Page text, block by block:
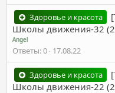
Здоровье и красота
Школы движения-32
Angel
Ответы 0 17.08.22
Здоровье и красота
Школы движения-22